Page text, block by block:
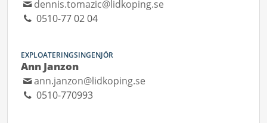
dennis.tomazic@lidkoping.se
0510-77 02 04
EXPLOATERINGSINGENJÖR
Ann Janzon
ann.janzon@lidkoping.se
0510-770993